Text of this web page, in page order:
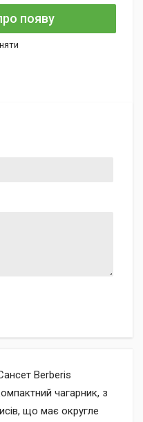
появу
Berberis
чагарник, з
що має округле